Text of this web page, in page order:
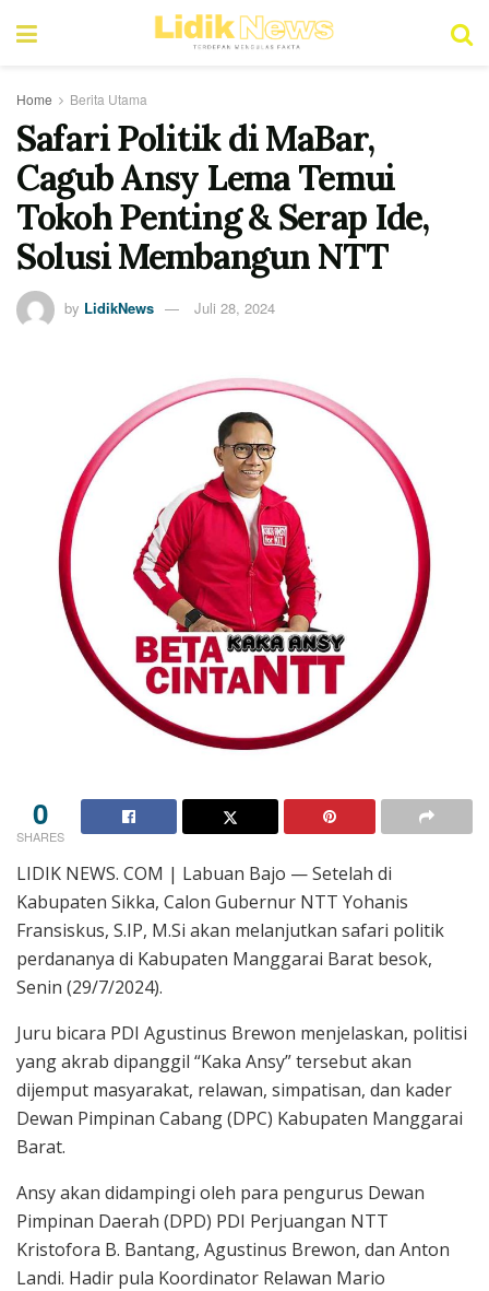
Home Berita Utama
Safari Politik di MaBar,
Cagub Ansy Lema Temui
Tokoh Penting & Serap Ide,
Solusi Membangun NTT
by LidikNews Juli 28, 2024
0
SHARES
LIDIK NEWS. COM | Labuan Bajo — Setelah di
Kabupaten Sikka, Calon Gubernur NTT Yohanis
Fransiskus, S.IP, M.Si akan melanjutkan safari politik
perdananya di Kabupaten Manggarai Barat besok,
Senin (29/7/2024).
Juru bicara PDI Agustinus Brewon menjelaskan, politisi
yang akrab dipanggil “Kaka Ansy” tersebut akan
dijemput masyarakat, relawan, simpatisan, dan kader
Dewan Pimpinan Cabang (DPC) Kabupaten Manggarai
Barat.
Ansy akan didampingi oleh para pengurus Dewan
Pimpinan Daerah (DPD) PDI Perjuangan NTT
Kristofora B. Bantang, Agustinus Brewon, dan Anton
Landi. Hadir pula Koordinator Relawan Mario